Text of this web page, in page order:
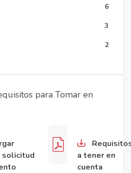
6
3
2
para Tomar en
a tener en
cuenta